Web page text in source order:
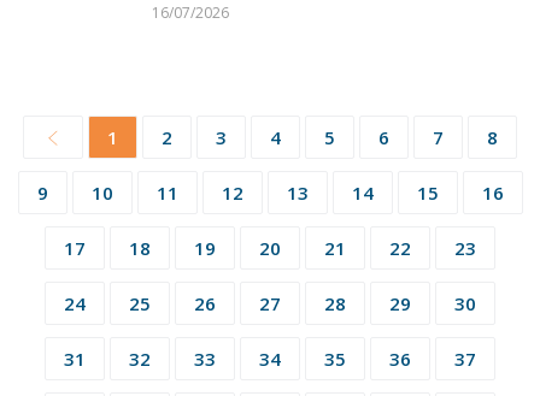
16/07/2026
1 2 3 4 5 6 7 8
9 10 11 12 13 14 15 16
17 18 19 20 21 22 23
24 25 26 27 28 29 30
31 32 33 34 35 36 37